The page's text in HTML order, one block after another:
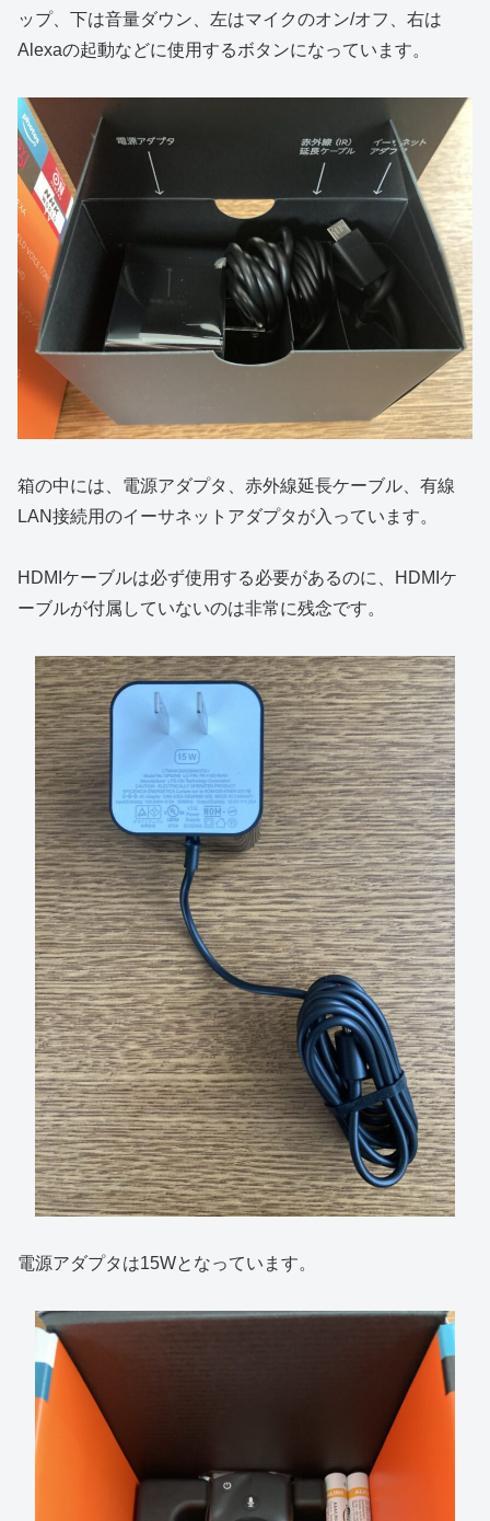
ップ、下は音量ダウン、左はマイクのオン/オフ、右は
Alexaの起動などに使用するボタンになっています。
箱の中には、電源アダプタ、赤外線延長ケーブル、有線
LAN接続用のイーサネットアダプタが入っています。
HDMIケーブルは必ず使用する必要があるのに、HDMIケ
ーブルが付属していないのは非常に残念です。
電源アダプタは15Wとなっています。